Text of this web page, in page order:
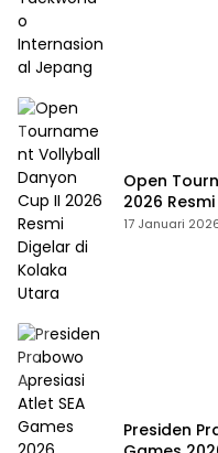
Open
2026
17 Januari
Presiden